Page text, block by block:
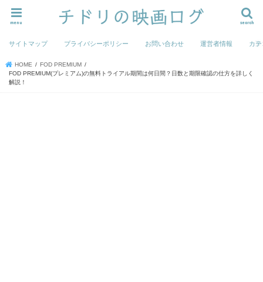
search
menu
サイトマップ プライバシーポリシー お問い合わせ 運営者情報 カ
HOME
FOD PREMIUM
FOD PREMIUM(プレミアム)の無料トライアル期間は何日間？日数と期限確認の仕方を詳しく
解説！